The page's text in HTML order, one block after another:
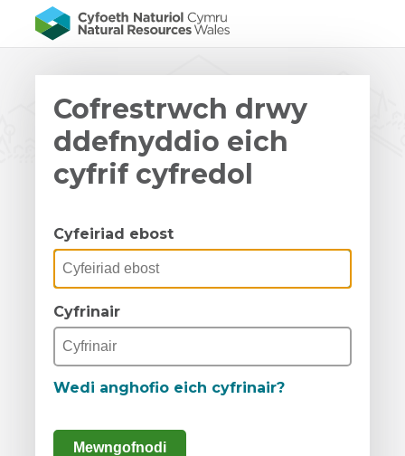
Cofrestrwch drwy
ddefnyddio eich
cyfrif cyfredol
Cyfeiriad ebost
Cyfrinair
Wedi anghofio eich cyfrinair?
Mewngofnodi